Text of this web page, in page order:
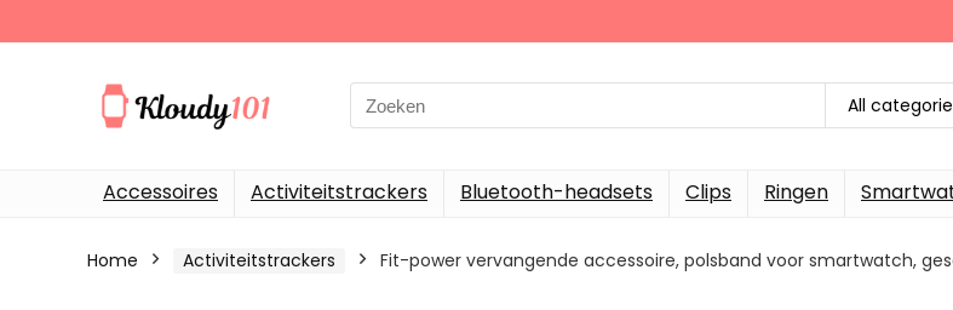
Search
for:
All
Accessoires Activiteitstrackers Bluetooth-headsets Clips Ringen
Home Activiteitstrackers Fit-power vervangende accessoire, polsband voor smartwatch,